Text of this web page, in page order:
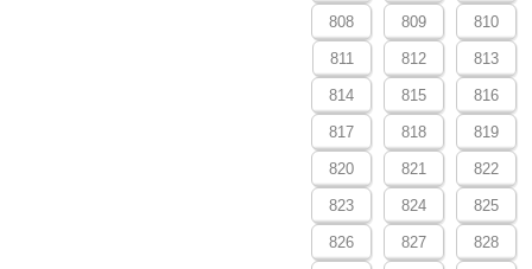
808 809 810
811 812 813
814 815 816
817 818 819
820 821 822
823 824 825
826 827 828